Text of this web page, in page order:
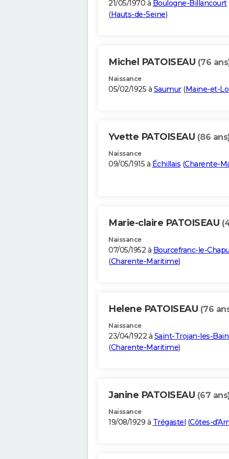
21/05/1970 à Boulogne-Billancourt
(Hauts-de-Seine)
Michel PATOISEAU (76
Naissance
05/02/1925 à Saumur(Maine-et-
Yvette PATOISEAU (86
Naissance
09/05/1915 à Échillais (Charente-
Marie-claire PATOISEAU
Naissance
07/05/1952 à Bourcefranc-le-
(Charente-Maritime)
Helene PATOISEAU (76
Naissance
23/04/1922 à Saint-Trojan-les-
(Charente-Maritime)
Janine PATOISEAU (67
Naissance
19/08/1929 à Trégastel (Côtes-